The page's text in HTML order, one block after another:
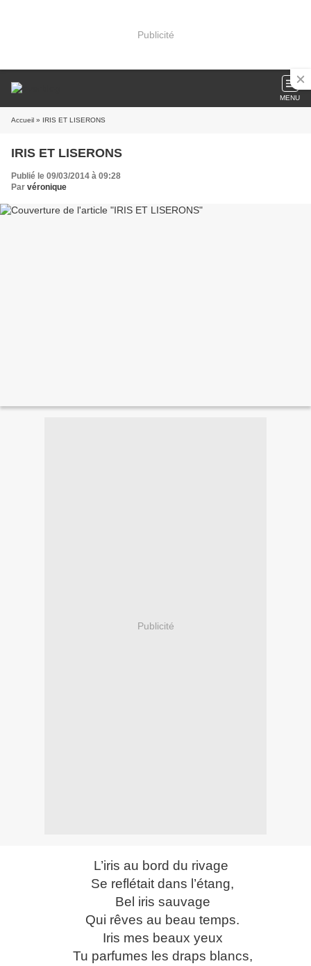
Publicité
MENU
Accueil » IRIS ET LISERONS
IRIS ET LISERONS
Publié le 09/03/2014 à 09:28
Par véronique
Publicité
L’iris au bord du rivage
Se reflétait dans l’étang,
Bel iris sauvage
Qui rêves au beau temps.
Iris mes beaux yeux
Tu parfumes les draps blancs,